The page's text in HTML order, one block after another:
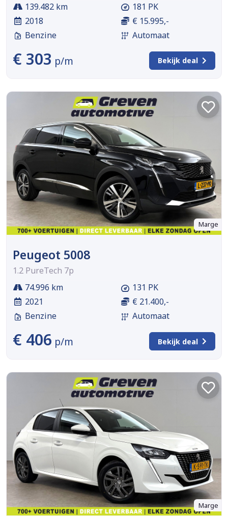
139.482 km
2018
Benzine
181 PK
€ 15.995,-
Automaat
€ 303 p/m Bekijk deal
Marge
Peugeot 5008
1.2 PureTech 7p
74.996 km
2021
Benzine
131 PK
€ 21.400,-
Automaat
€ 406 p/m Bekijk deal
Marge